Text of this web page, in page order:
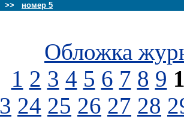
>> номер 5
Обложка
1 2 3 4 5 6 7 8 9
24 25 26 27 28